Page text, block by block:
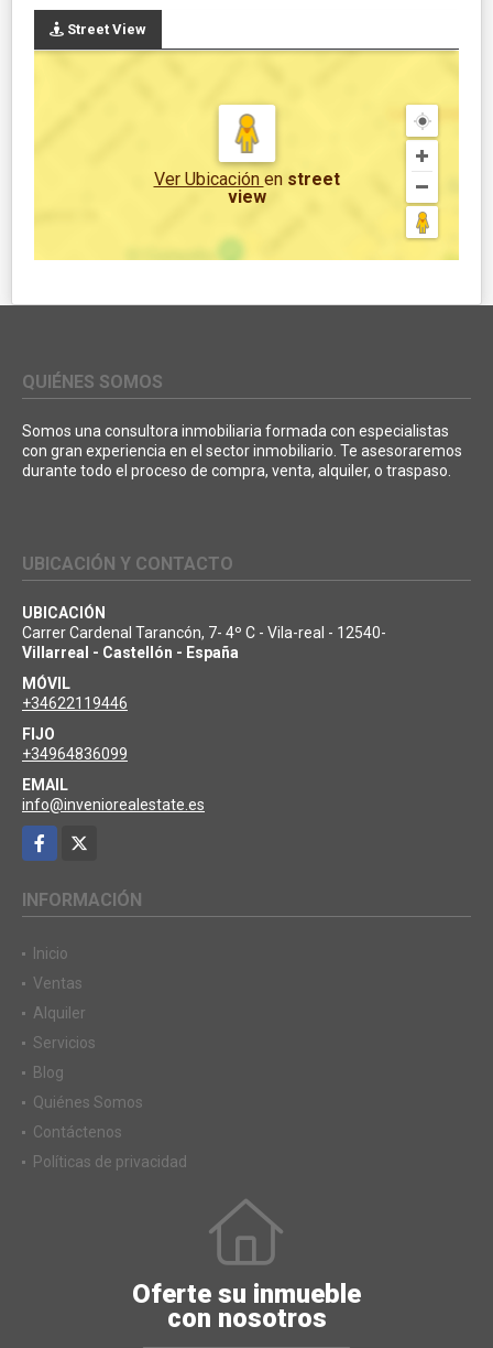
Street View
Ver Ubicación en street
view
QUIÉNES SOMOS
Somos una consultora inmobiliaria formada con especialistas
con gran experiencia en el sector inmobiliario. Te asesoraremos
durante todo el proceso de compra, venta, alquiler, o traspaso.
UBICACIÓN Y CONTACTO
UBICACIÓN
Carrer Cardenal Tarancón, 7- 4º C - Vila-real - 12540-
Villarreal - Castellón - España
MÓVIL
+34622119446
FIJO
+34964836099
EMAIL
info@inveniorealestate.es
Facebook
INFORMACIÓN
Inicio
Ventas
Alquiler
Servicios
Blog
Quiénes Somos
Contáctenos
Políticas de privacidad
Oferte su inmueble
con nosotros